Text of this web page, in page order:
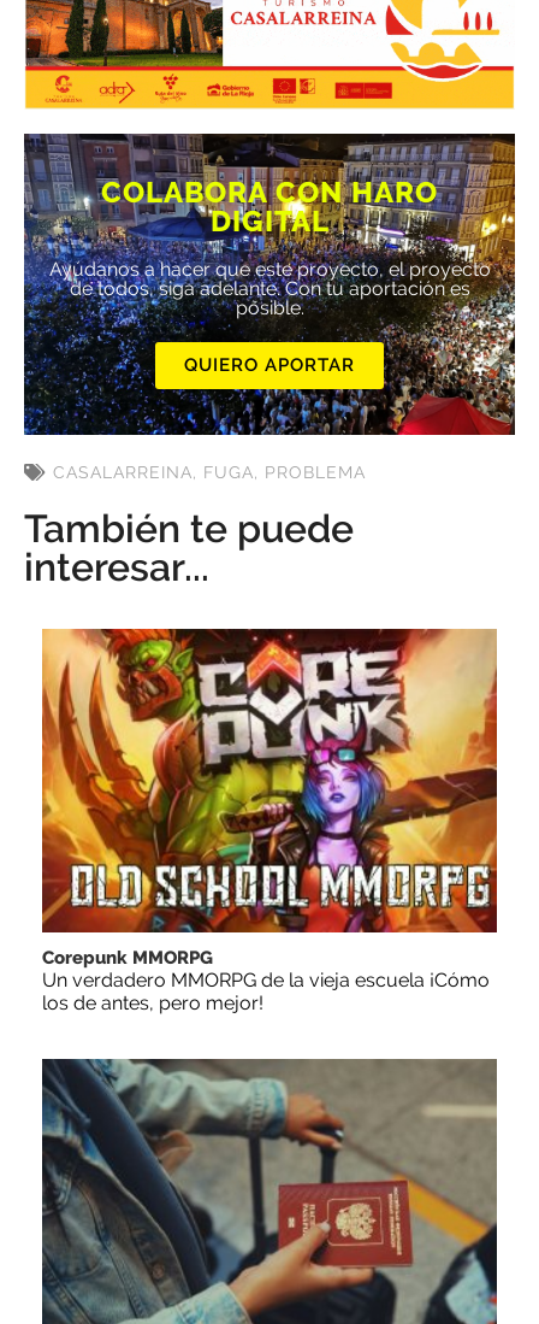
COLABORA CON HARO
DIGITAL
Ayúdanos a hacer que este proyecto, el proyecto
de todos, siga adelante. Con tu aportación es
posible.
QUIERO APORTAR
CASALARREINA, FUGA, PROBLEMA
También te puede
interesar...
Corepunk MMORPG
Un verdadero MMORPG de la vieja escuela ¡Cómo
los de antes, pero mejor!